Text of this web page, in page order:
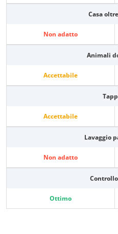
Casa
Non adatto
Animali
Accettabile
Accettabile
Lavaggio
Non adatto
Ottimo